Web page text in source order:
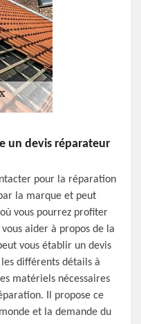
un devis réparateur
pour la réparation
la marque et peut
vous pourrez profiter
aider à propos de la
vous établir un devis
différents détails à
matériels nécessaires
Il propose ce
et la demande du